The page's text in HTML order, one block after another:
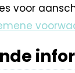
voor